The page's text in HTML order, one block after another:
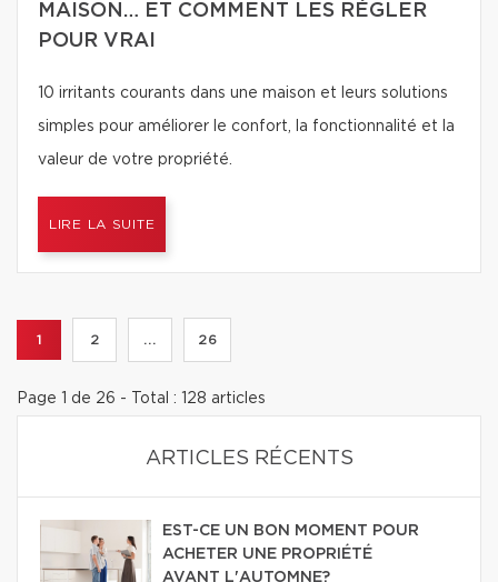
MAISON… ET COMMENT LES RÉGLER
POUR VRAI
10 irritants courants dans une maison et leurs solutions
simples pour améliorer le confort, la fonctionnalité et la
valeur de votre propriété.
LIRE LA SUITE
1 2 ... 26
Page 1 de 26 - Total : 128 articles
ARTICLES RÉCENTS
EST-CE UN BON MOMENT POUR
ACHETER UNE PROPRIÉTÉ
AVANT L'AUTOMNE?